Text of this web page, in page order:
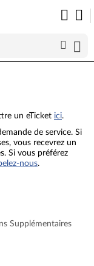
un eTicket ici.
de service. Si
vous recevrez un
Si vous préférez
nous.
Supplémentaires